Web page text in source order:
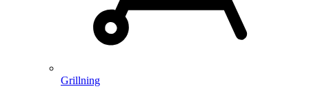
Grillning